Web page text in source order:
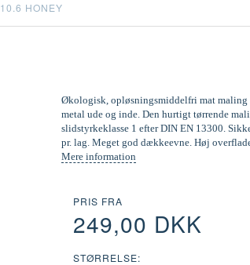
HONEY
Økologisk, opløsningsmiddelfri mat maling
metal ude og inde. Den hurtigt tørrende
slidstyrkeklasse 1 efter DIN EN 13300.
pr. lag. Meget god dækkeevne. Høj
Mere information
PRIS FRA
249,00 DKK
STØRRELSE: